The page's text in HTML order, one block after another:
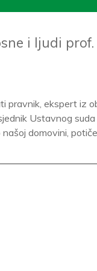
i ljudi
pravnik, ekspert iz
Ustavnog
domovini,